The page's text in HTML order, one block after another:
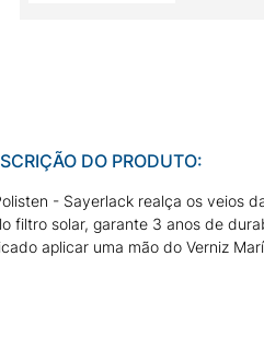
DO PRODUTO:
- Sayerlack realça os veios
filtro solar, garante 3 anos de
aplicar uma mão do Verniz